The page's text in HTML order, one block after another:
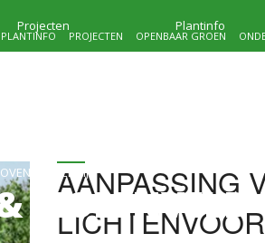
MOLENVELD
OPENBAAR GROEN
PROJECTEN
PLANTINFO
Projecten Plantinfo
AANPASSING